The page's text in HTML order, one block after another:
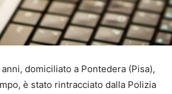
domiciliato a Pontedera (Pisa),
è stato rintracciato dalla Polizia